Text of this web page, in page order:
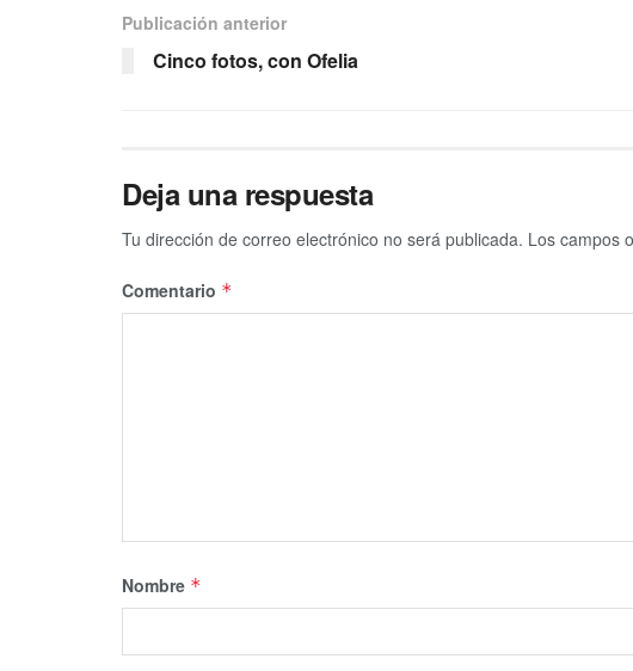
Publicación anterior
Cinco fotos, con Ofelia
Deja una respuesta
Tu dirección de correo electrónico no será publicada. Los campos
Comentario *
Nombre *